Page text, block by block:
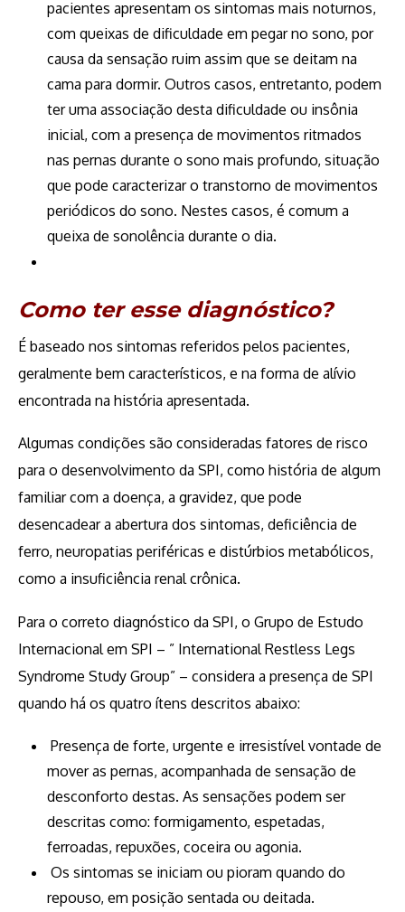
pacientes apresentam os sintomas mais noturnos,
com queixas de dificuldade em pegar no sono, por
causa da sensação ruim assim que se deitam na
cama para dormir. Outros casos, entretanto, podem
ter uma associação desta dificuldade ou insônia
inicial, com a presença de movimentos ritmados
nas pernas durante o sono mais profundo, situação
que pode caracterizar o transtorno de movimentos
periódicos do sono. Nestes casos, é comum a
queixa de sonolência durante o dia.
Como ter esse diagnóstico?
É baseado nos sintomas referidos pelos pacientes,
geralmente bem característicos, e na forma de alívio
encontrada na história apresentada.
Algumas condições são consideradas fatores de risco
para o desenvolvimento da SPI, como história de algum
familiar com a doença, a gravidez, que pode
desencadear a abertura dos sintomas, deficiência de
ferro, neuropatias periféricas e distúrbios metabólicos,
como a insuficiência renal crônica.
Para o correto diagnóstico da SPI, o Grupo de Estudo
Internacional em SPI – ” International Restless Legs
Syndrome Study Group” – considera a presença de SPI
quando há os quatro ítens descritos abaixo:
Presença de forte, urgente e irresistível vontade de
mover as pernas, acompanhada de sensação de
desconforto destas. As sensações podem ser
descritas como: formigamento, espetadas,
ferroadas, repuxões, coceira ou agonia.
Os sintomas se iniciam ou pioram quando do
repouso, em posição sentada ou deitada.